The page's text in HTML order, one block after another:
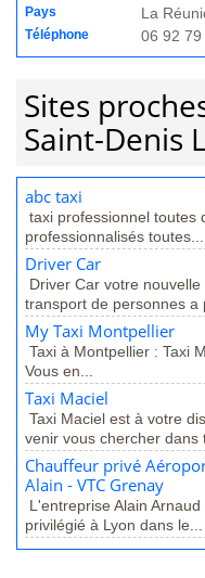
Pays La
Téléphone 06 92
Sites
Saint-Denis
abc taxi
taxi professionnel toutes
professionnalisés toutes...
Driver Car
Driver Car votre
transport de personnes a
My Taxi Montpellier
Taxi à Montpellier : Taxi
Vous en...
Taxi Maciel
Taxi Maciel est à votre
venir vous chercher dans
Chauffeur privé
Alain - VTC Grenay
L'entreprise Alain
privilégié à Lyon dans le...